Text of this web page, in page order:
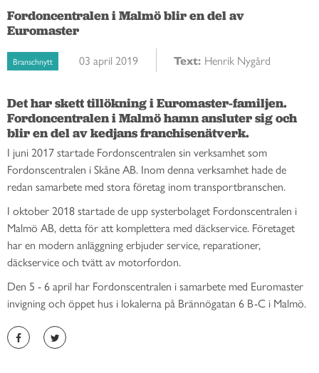
Fordoncentralen i Malmö blir en del av
Euromaster
Branschnytt 03 april 2019 Text: Henrik Nygård
Det har skett tillökning i Euromaster-familjen.
Fordoncentralen i Malmö hamn ansluter sig och
blir en del av kedjans franchisenätverk.
I juni 2017 startade Fordonscentralen sin verksamhet som
Fordonscentralen i Skåne AB. Inom denna verksamhet hade de
redan samarbete med stora företag inom transportbranschen.
I oktober 2018 startade de upp systerbolaget Fordonscentralen i
Malmö AB, detta för att komplettera med däckservice. Företaget
har en modern anläggning erbjuder service, reparationer,
däckservice och tvätt av motorfordon.
Den 5 - 6 april har Fordonscentralen i samarbete med Euromaster
invigning och öppet hus i lokalerna på Brännögatan 6 B-C i Malmö.